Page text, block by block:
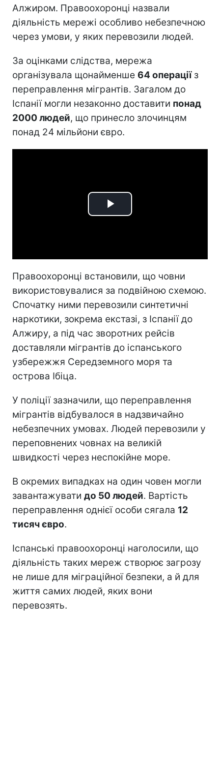
Алжиром. Правоохоронці назвали
діяльність мережі особливо небезпечною
через умови, у яких перевозили людей.
За оцінками слідства, мережа
організувала щонайменше 64 операціїз
переправлення мігрантів. Загалом до
Іспанії могли незаконно доставити понад
2000 людей, що принесло злочинцям
понад 24 мільйони євро.
Play
Правоохоронці встановили, що човни
використовувалися за подвійною схемою.
Спочатку ними перевозили синтетичні
наркотики, зокрема екстазі, з Іспанії до
Алжиру, а під час зворотних рейсів
доставляли мігрантів до іспанського
узбережжя Середземного моря та
острова Ібіца.
У поліції зазначили, що переправлення
мігрантів відбувалося в надзвичайно
небезпечних умовах. Людей перевозили у
переповнених човнах на великій
швидкості через неспокійне море.
В окремих випадках на один човен могли
завантажувати до 50 людей. Вартість
переправлення однієї особи сягала 12
тисяч євро.
Іспанські правоохоронці наголосили, що
діяльність таких мереж створює загрозу
не лише для міграційної безпеки, а й для
життя самих людей, яких вони
перевозять.